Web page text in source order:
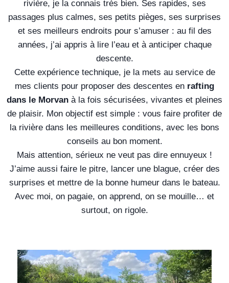
rivière, je la connais très bien. Ses rapides, ses
passages plus calmes, ses petits pièges, ses surprises
et ses meilleurs endroits pour s’amuser : au fil des
années, j’ai appris à lire l’eau et à anticiper chaque
descente.
Cette expérience technique, je la mets au service de
mes clients pour proposer des descentes en rafting
dans le Morvan à la fois sécurisées, vivantes et pleines
de plaisir. Mon objectif est simple : vous faire profiter de
la rivière dans les meilleures conditions, avec les bons
conseils au bon moment.
Mais attention, sérieux ne veut pas dire ennuyeux !
J’aime aussi faire le pitre, lancer une blague, créer des
surprises et mettre de la bonne humeur dans le bateau.
Avec moi, on pagaie, on apprend, on se mouille… et
surtout, on rigole.